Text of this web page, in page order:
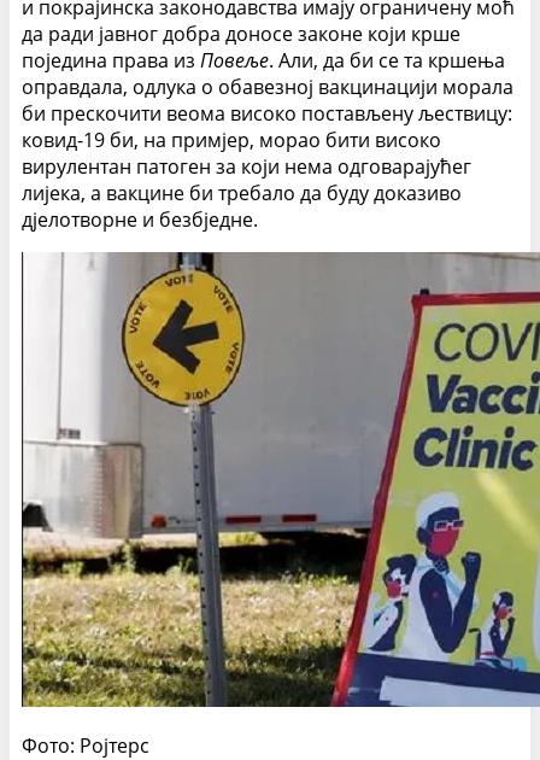
и покрајинска законодавства имају ограничену моћ
да ради јавног добра доносе законе који крше
поједина права из Повеље. Али, да би се та кршења
оправдала, одлука о обавезној вакцинацији морала
би прескочити веома високо постављену љествицу:
ковид-19 би, на примјер, морао бити високо
вирулентан патоген за који нема одговарајућег
лијека, а вакцине би требало да буду доказиво
дјелотворне и безбједне.
Фото: Ројтерс